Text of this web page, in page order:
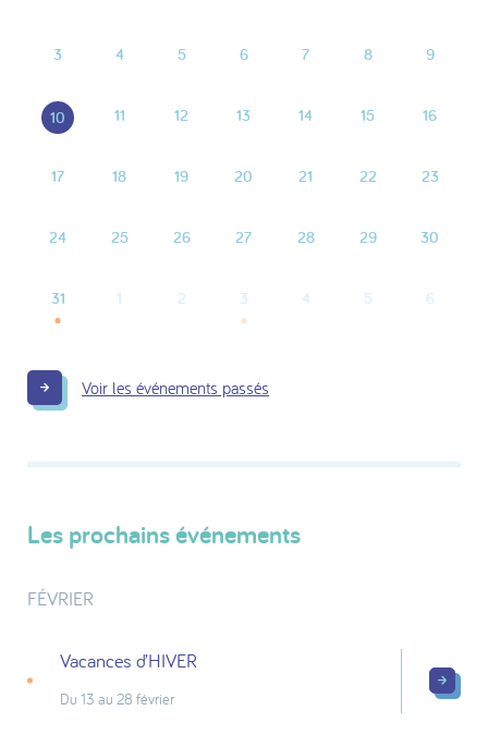
3 4 5 6 7 8 9
10 11 12 13 14 15 16
17 18 19 20 21 22 23
24 25 26 27 28 29 30
31 1 2 3 4 5 6
Voir les événements passés
Les prochains événements
FÉVRIER
Vacances d’HIVER
Du 13 au 28 février